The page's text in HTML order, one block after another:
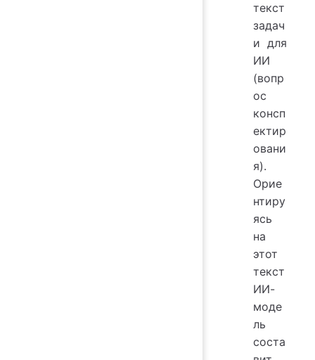
текст
задач
и для
ИИ
(вопр
ос
консп
ектир
овани
я).
Орие
нтиру
ясь
на
этот
текст
ИИ-
моде
ль
соста